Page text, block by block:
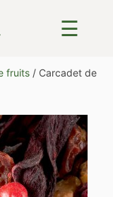
☰
fruits / Carcadet de